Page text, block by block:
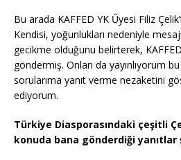
Bu arada KAFFED YK Űyesi Filiz
Kendisi, yoğunlukları nedeniyle
gecikme olduğunu belirterek,
göndermiş. Onları da yayınlıyorum
sorularıma yanıt verme nezaketini
ediyorum.
Türkiye Diasporasındaki çeşitli
konuda bana gönderdiği yanıtlar